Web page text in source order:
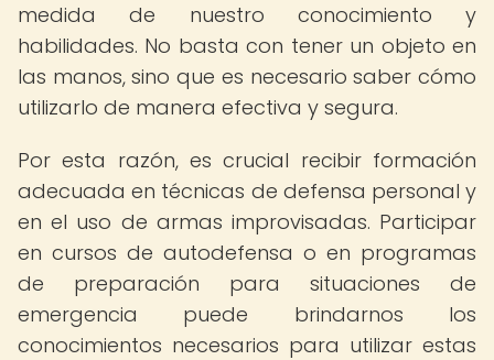
medida de nuestro conocimiento y
habilidades. No basta con tener un objeto en
las manos, sino que es necesario saber cómo
utilizarlo de manera efectiva y segura.
Por esta razón, es crucial recibir formación
adecuada en técnicas de defensa personal y
en el uso de armas improvisadas. Participar
en cursos de autodefensa o en programas
de preparación para situaciones de
emergencia puede brindarnos los
conocimientos necesarios para utilizar estas